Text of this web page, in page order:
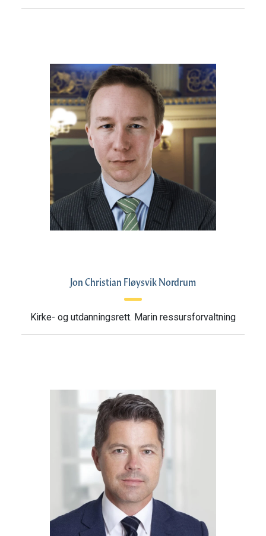
Jon Christian Fløysvik Nordrum
Kirke- og utdanningsrett. Marin ressursforvaltning